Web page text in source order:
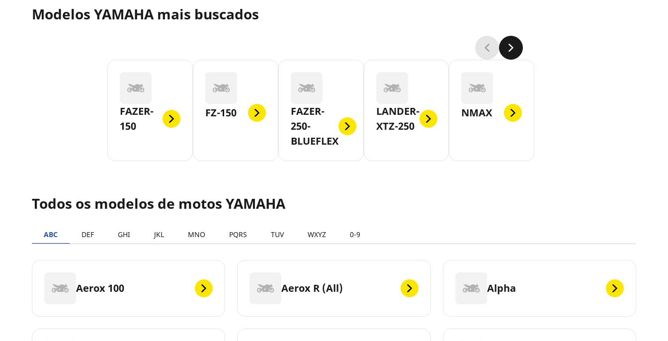
Modelos YAMAHA mais buscados
FAZER-
150
FZ-150
FAZER-
250-
BLUEFLEX
LANDER-
XTZ-250
NMAX
Todos os modelos de motos YAMAHA
ABC DEF GHI JKL MNO PQRS TUV WXYZ 0-9
Aerox 100 Aerox R (All) Alpha